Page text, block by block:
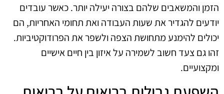
הזמן והמשאבים שלהם בצורה יעילה יותר. כאשר עובדים
יודעים להגדיר את שעות העבודה ואת תחומי האחריות, הם
יכולים להימנע מתחושת הצפה ולשפר את הפרודוקטיביות.
זהו גם צעד חשוב לשמירה על איזון בין חיים אישיים
ומקצועיים.